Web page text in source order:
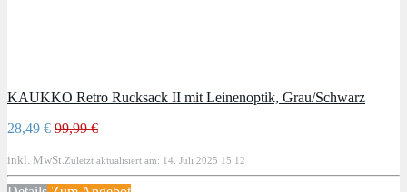
KAUKKO Retro Rucksack II mit Leinenoptik, Grau/Schwarz
28,49 € 99,99 €
inkl. MwSt. Zuletzt aktualisiert am: 14. Juli 2025 15:12